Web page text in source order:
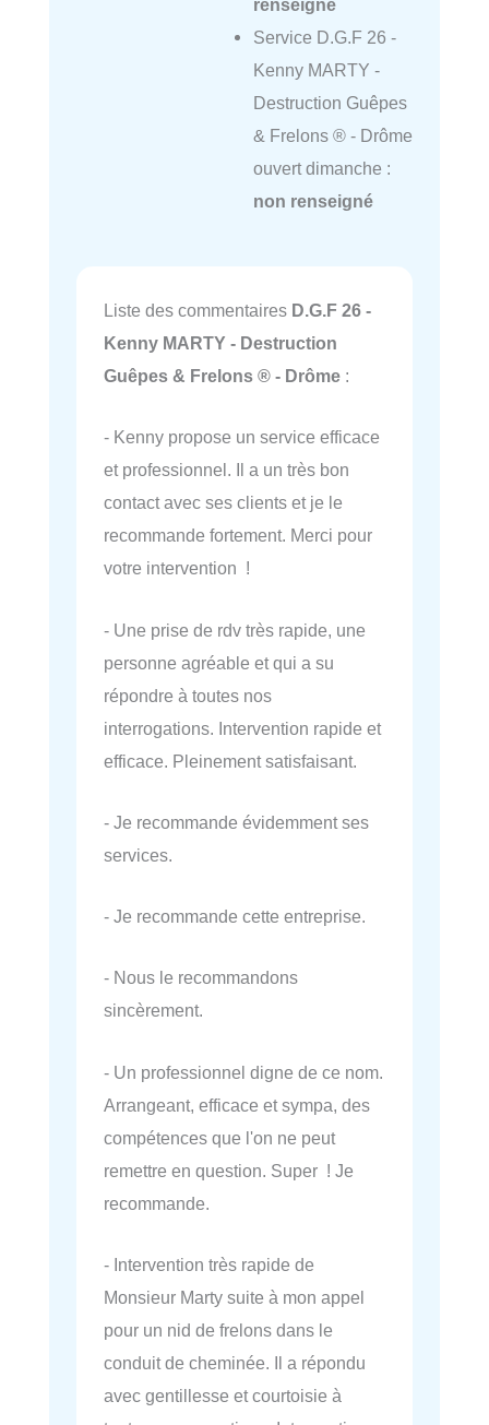
renseigné
Service D.G.F 26 -
Kenny MARTY -
Destruction Guêpes
& Frelons ® - Drôme
ouvert dimanche :
non renseigné
Liste des commentaires D.G.F 26 -
Kenny MARTY - Destruction
Guêpes & Frelons ® - Drôme :
- Kenny propose un service efficace
et professionnel. Il a un très bon
contact avec ses clients et je le
recommande fortement. Merci pour
votre intervention !
- Une prise de rdv très rapide, une
personne agréable et qui a su
répondre à toutes nos
interrogations. Intervention rapide et
efficace. Pleinement satisfaisant.
- Je recommande évidemment ses
services.
- Je recommande cette entreprise.
- Nous le recommandons
sincèrement.
- Un professionnel digne de ce nom.
Arrangeant, efficace et sympa, des
compétences que l'on ne peut
remettre en question. Super ! Je
recommande.
- Intervention très rapide de
Monsieur Marty suite à mon appel
pour un nid de frelons dans le
conduit de cheminée. Il a répondu
avec gentillesse et courtoisie à